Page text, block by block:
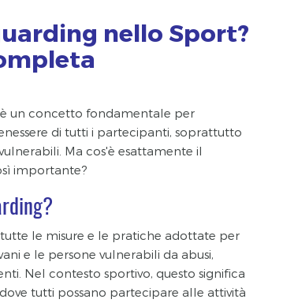
nello Sport?
un concetto fondamentale per
di tutti i partecipanti, soprattutto
Ma cos'è esattamente il
importante?
tutte le misure e le pratiche adottate per
e le persone vulnerabili da abusi,
Nel contesto sportivo, questo significa
tutti possano partecipare alle attività